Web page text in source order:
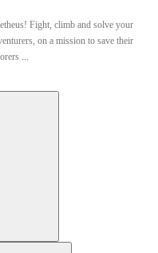
Fight, climb and solve your
on a mission to save their
...